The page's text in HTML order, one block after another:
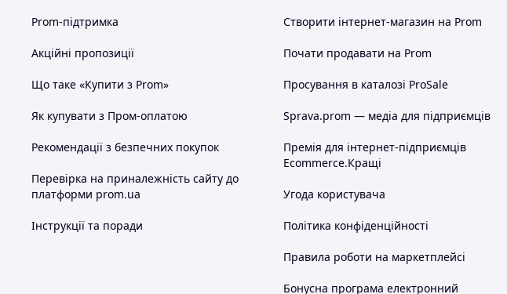
Prom-підтримка
Акційні пропозиції
Що таке «Купити з Prom»
Як купувати з Пром-оплатою
Рекомендації з безпечних покупок
Перевірка на приналежність сайту до
платформи prom.ua
Інструкції та поради
Створити інтернет-магазин на Prom
Почати продавати на Prom
Просування в каталозі ProSale
Sprava.prom — медіа для підприємців
Премія для інтернет-підприємців
Ecommerce.Кращі
Угода користувача
Політика конфіденційності
Правила роботи на маркетплейсі
Бонусна програма електронний